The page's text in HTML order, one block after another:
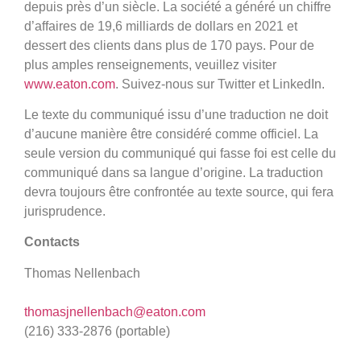
depuis près d’un siècle. La société a généré un chiffre
d’affaires de 19,6 milliards de dollars en 2021 et
dessert des clients dans plus de 170 pays. Pour de
plus amples renseignements, veuillez visiter
www.eaton.com. Suivez-nous sur Twitter et LinkedIn.
Le texte du communiqué issu d’une traduction ne doit
d’aucune manière être considéré comme officiel. La
seule version du communiqué qui fasse foi est celle du
communiqué dans sa langue d’origine. La traduction
devra toujours être confrontée au texte source, qui fera
jurisprudence.
Contacts
Thomas Nellenbach
thomasjnellenbach@eaton.com
(216) 333-2876 (portable)